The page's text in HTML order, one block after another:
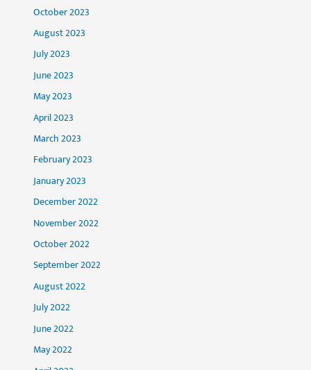
October 2023
August 2023
July 2023
June 2023
May 2023
April 2023
March 2023
February 2023
January 2023
December 2022
November 2022
October 2022
September 2022
August 2022
July 2022
June 2022
May 2022